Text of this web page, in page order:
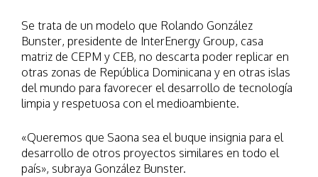
Se trata de un modelo que Rolando González
Bunster, presidente de InterEnergy Group, casa
matriz de CEPM y CEB, no descarta poder replicar en
otras zonas de República Dominicana y en otras islas
del mundo para favorecer el desarrollo de tecnología
limpia y respetuosa con el medioambiente.
«Queremos que Saona sea el buque insignia para el
desarrollo de otros proyectos similares en todo el
país», subraya González Bunster.